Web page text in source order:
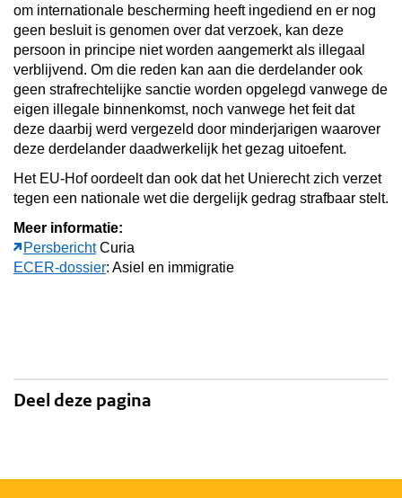
om internationale bescherming heeft ingediend en er nog
geen besluit is genomen over dat verzoek, kan deze
persoon in principe niet worden aangemerkt als illegaal
verblijvend. Om die reden kan aan die derdelander ook
geen strafrechtelijke sanctie worden opgelegd vanwege de
eigen illegale binnenkomst, noch vanwege het feit dat
deze daarbij werd vergezeld door minderjarigen waarover
deze derdelander daadwerkelijk het gezag uitoefent.
Het EU-Hof oordeelt dan ook dat het Unierecht zich verzet
tegen een nationale wet die dergelijk gedrag strafbaar stelt.
Meer informatie:
PersberichtCuria
ECER-dossier: Asiel en immigratie
Deel deze pagina